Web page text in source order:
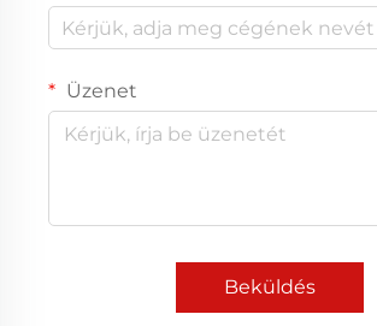
Üzenet
Beküldés